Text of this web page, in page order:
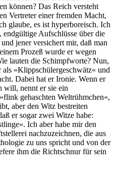
können? Das Reich versteht
Vertreter einer fremden Macht,
glaube, es ist hyperboreisch. Ich
Aufschlüsse über die
jener versichert mir, daß man
Prozeß wurde er wegen
lauten die Schimpfworte? Nun,
»Klippschülergeschwätz« und
Dabei hat er Ironie. Wenn er
will, nennt er sie ein
gehaschten Weltrühmchen«,
aber den Witz bestreiten
er sogar zwei Witze habe:
Ich aber habe mir den
nachzuzeichnen, die aus
zu uns spricht und von der
ihm die Richtschnur für sein